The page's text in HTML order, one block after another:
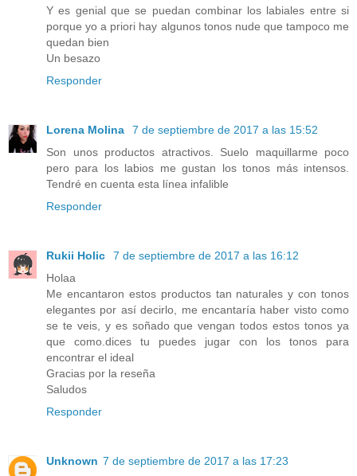
Y es genial que se puedan combinar los labiales entre si
porque yo a priori hay algunos tonos nude que tampoco me
quedan bien
Un besazo
Responder
Lorena Molina
7 de septiembre de 2017 a las 15:52
Son unos productos atractivos. Suelo maquillarme poco
pero para los labios me gustan los tonos más intensos.
Tendré en cuenta esta línea infalible
Responder
Rukii Holic
7 de septiembre de 2017 a las 16:12
Holaa
Me encantaron estos productos tan naturales y con tonos
elegantes por así decirlo, me encantaría haber visto como
se te veis, y es soñado que vengan todos estos tonos ya
que como.dices tu puedes jugar con los tonos para
encontrar el ideal
Gracias por la reseña
Saludos
Responder
Unknown 7 de septiembre de 2017 a las 17:23